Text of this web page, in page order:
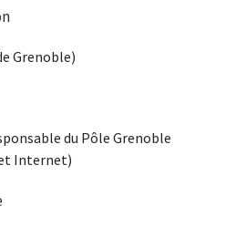
Grenoble)
du Pôle Grenoble
Internet)